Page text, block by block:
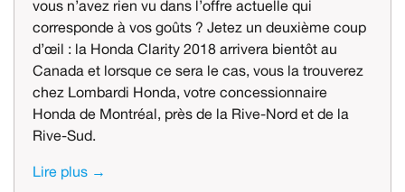
vous n’avez rien vu dans l’offre actuelle qui
corresponde à vos goûts ? Jetez un deuxième coup
d’œil : la Honda Clarity 2018 arrivera bientôt au
Canada et lorsque ce sera le cas, vous la trouverez
chez Lombardi Honda, votre concessionnaire
Honda de Montréal, près de la Rive-Nord et de la
Rive-Sud.
Lire plus →